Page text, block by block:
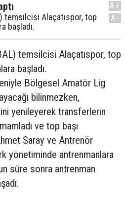
temsilcisi Alaçatıspor, top
başladı.
A+
A-
temsilcisi Alaçatıspor, top
başladı.
Bölgesel Amatör Lig
bilinmezken,
yenileyerek transferlerin
ve top başı
Saray ve Antrenör
yönetiminde antrenmanlara
süre sonra antrenman